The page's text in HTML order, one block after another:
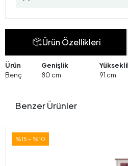
Ürün Özellikleri
Ürün Genişlik
Benç
80 cm 91 cm
Benzer Ürünler
%15 + %10